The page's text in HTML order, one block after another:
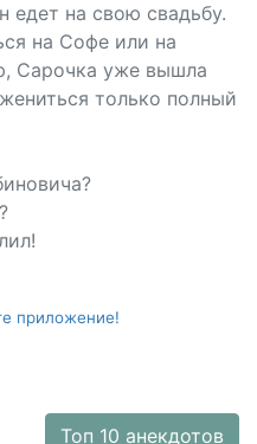
едет на свою свадьбу.
на Софе или на
Сарочка уже вышла
только полный
приложение!
Топ 10 анекдотов